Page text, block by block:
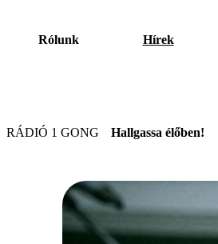
Rólunk Hírek
RÁDIÓ 1 GONG Hallgassa élőben!